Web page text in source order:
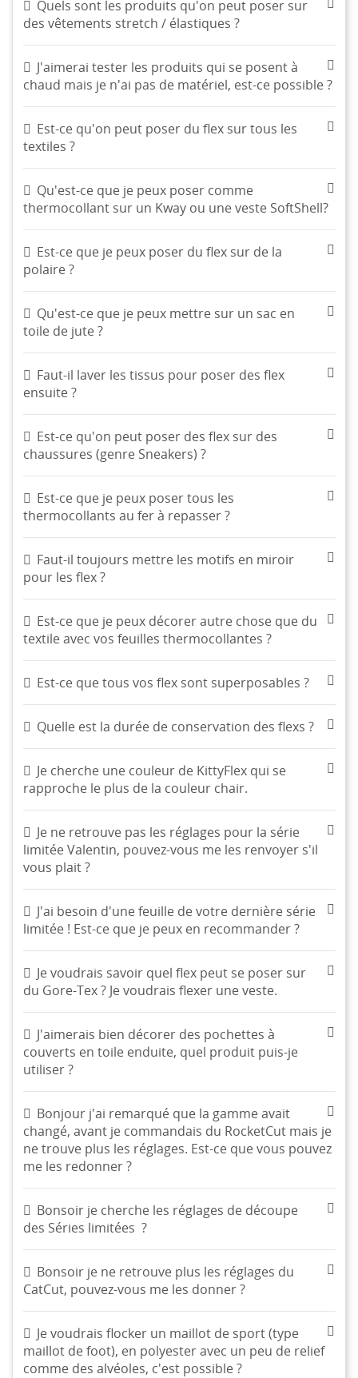
Quels sont les produits qu'on peut poser sur
des vêtements stretch / élastiques ?
J'aimerai tester les produits qui se posent à
chaud mais je n'ai pas de matériel, est-ce possible ?
Est-ce qu'on peut poser du flex sur tous les
textiles ?
Qu'est-ce que je peux poser comme
thermocollant sur un Kway ou une veste SoftShell?
Est-ce que je peux poser du flex sur de la
polaire ?
Qu'est-ce que je peux mettre sur un sac en
toile de jute ?
Faut-il laver les tissus pour poser des flex
ensuite ?
Est-ce qu'on peut poser des flex sur des
chaussures (genre Sneakers) ?
Est-ce que je peux poser tous les
thermocollants au fer à repasser ?
Faut-il toujours mettre les motifs en miroir
pour les flex ?
Est-ce que je peux décorer autre chose que du
textile avec vos feuilles thermocollantes ?
Est-ce que tous vos flex sont superposables ?
Quelle est la durée de conservation des flexs ?
Je cherche une couleur de KittyFlex qui se
rapproche le plus de la couleur chair.
Je ne retrouve pas les réglages pour la série
limitée Valentin, pouvez-vous me les renvoyer s'il
vous plait ?
J'ai besoin d'une feuille de votre dernière série
limitée ! Est-ce que je peux en recommander ?
Je voudrais savoir quel flex peut se poser sur
du Gore-Tex ? Je voudrais flexer une veste.
J'aimerais bien décorer des pochettes à
couverts en toile enduite, quel produit puis-je
utiliser ?
Bonjour j'ai remarqué que la gamme avait
changé, avant je commandais du RocketCut mais je
ne trouve plus les réglages. Est-ce que vous pouvez
me les redonner ?
Bonsoir je cherche les réglages de découpe
des Séries limitées ?
Bonsoir je ne retrouve plus les réglages du
CatCut, pouvez-vous me les donner ?
Je voudrais flocker un maillot de sport (type
maillot de foot), en polyester avec un peu de relief
comme des alvéoles, c'est possible ?